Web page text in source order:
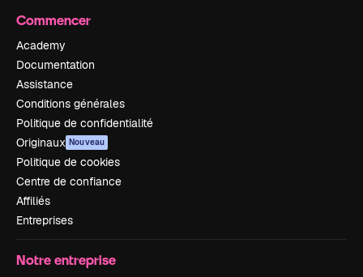
Commencer
Academy
Documentation
Assistance
Conditions générales
Politique de confidentialité
Originaux Nouveau
Politique de cookies
Centre de confiance
Affiliés
Entreprises
Notre entreprise